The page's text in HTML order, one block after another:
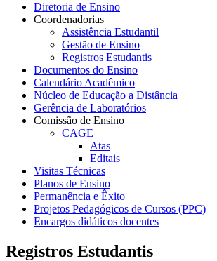
Diretoria de Ensino
Coordenadorias
Assistência Estudantil
Gestão de Ensino
Registros Estudantis
Documentos do Ensino
Calendário Acadêmico
Núcleo de Educação a Distância
Gerência de Laboratórios
Comissão de Ensino
CAGE
Atas
Editais
Visitas Técnicas
Planos de Ensino
Permanência e Êxito
Projetos Pedagógicos de Cursos (PPC)
Encargos didáticos docentes
Registros Estudantis